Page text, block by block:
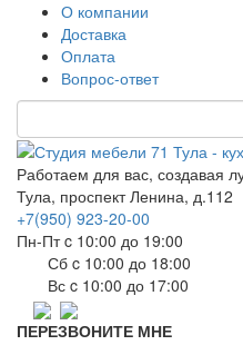
О компании
Доставка
Оплата
Вопрос-ответ
Работаем для вас, создавая
Тула, проспект Ленина, д.112
+7(950) 923-20-00
Пн-Пт c 10:00 до 19:00
Сб c 10:00 до 18:00
Вс c 10:00 до 17:00
ПЕРЕЗВОНИТЕ МНЕ